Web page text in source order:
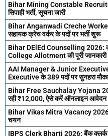
Bihar Mining Constable
सिपाही भर्ती, सूचना जारी
Bihar Anganwadi Creche
सहायक क्रेच वर्कर के पदों पर भर्ती शुरू
Bihar DElEd Counselling 2026:
College Allotment की पूरी जानकारी
AAI Manager & Junior
Executive के 389 पदों पर सुनहरा मौका
Bihar Free Sauchalay Yojana
रही ₹12,000, ऐसे करें ऑनलाइन आवेदन
Bihar Vikas Mitra Vacancy 2026:
चयन
IBPS Clerk Bharti 2026: बैंक क्लर्क